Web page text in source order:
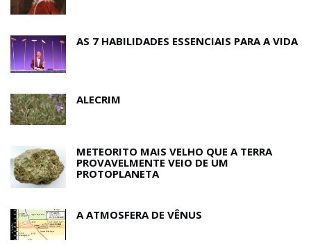
AS 7 HABILIDADES ESSENCIAIS PARA A VIDA
ALECRIM
METEORITO MAIS VELHO QUE A TERRA
PROVAVELMENTE VEIO DE UM
PROTOPLANETA
A ATMOSFERA DE VÊNUS